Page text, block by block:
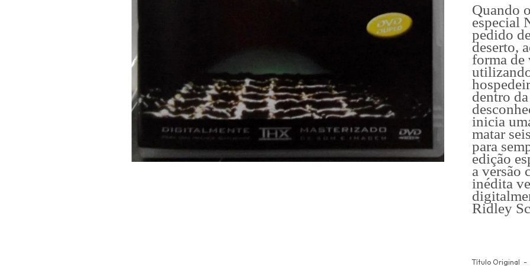
Quando
especial
pedido
deserto,
forma de
dentro
inicia
matar
para
edição
a versão
inédita
Ridley
Título Original - ‘